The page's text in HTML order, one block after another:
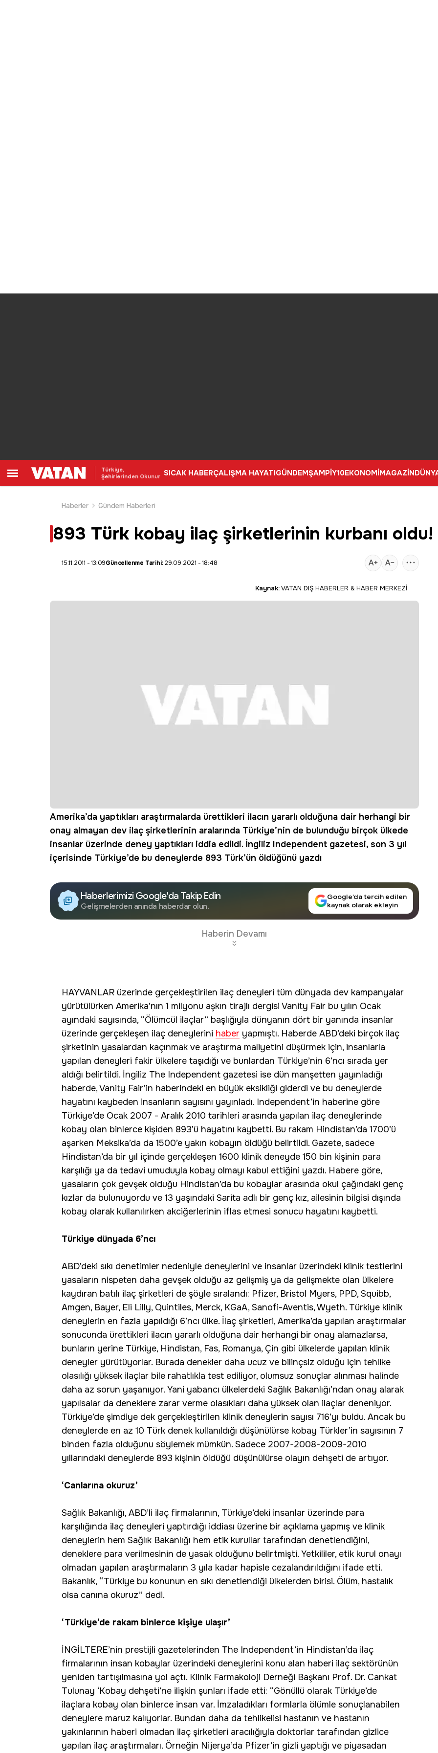
Türkiye,
Şehirlerinden Okunur SICAK HABERÇALIŞMA HAYATIGÜNDEMŞAMPİY10EKONOMİMAGAZİN
Haberler
Gündem Haberleri
893 Türk kobay ilaç şirketlerinin kurbanı oldu!
15.11.2011 - 13:09Güncellenme Tarihi:29.09.2021 - 18:48
Kaynak:VATAN DIŞ HABERLER & HABER MERKEZİ
Amerika’da yaptıkları araştırmalarda ürettikleri ilacın yararlı olduğuna dair herhangi bir
onay almayan dev ilaç şirketlerinin aralarında Türkiye’nin de bulunduğu birçok ülkede
insanlar üzerinde deney yaptıkları iddia edildi. İngiliz Independent gazetesi, son 3 yıl
içerisinde Türkiye’de bu deneylerde 893 Türk’ün öldüğünü yazdı
Haberlerimizi Google'da Takip Edin
Gelişmelerden anında haberdar olun.
Google’da tercih edilen
kaynak olarak ekleyin
Haberin Devamı
HAYVANLAR üzerinde gerçekleştirilen ilaç deneyleri tüm dünyada dev kampanyalar
yürütülürken Amerika’nın 1 milyonu aşkın tirajlı dergisi Vanity Fair bu yılın Ocak
ayındaki sayısında, “Ölümcül ilaçlar” başlığıyla dünyanın dört bir yanında insanlar
üzerinde gerçekleşen ilaç deneylerini haber yapmıştı. Haberde ABD’deki birçok ilaç
şirketinin yasalardan kaçınmak ve araştırma maliyetini düşürmek için, insanlarla
yapılan deneyleri fakir ülkelere taşıdığı ve bunlardan Türkiye’nin 6’ncı sırada yer
aldığı belirtildi. İngiliz The Independent gazetesi ise dün manşetten yayınladığı
haberde, Vanity Fair’in haberindeki en büyük eksikliği giderdi ve bu deneylerde
hayatını kaybeden insanların sayısını yayınladı. Independent’in haberine göre
Türkiye’de Ocak 2007 - Aralık 2010 tarihleri arasında yapılan ilaç deneylerinde
kobay olan binlerce kişiden 893’ü hayatını kaybetti. Bu rakam Hindistan’da 1700’ü
aşarken Meksika’da da 1500’e yakın kobayın öldüğü belirtildi. Gazete, sadece
Hindistan’da bir yıl içinde gerçekleşen 1600 klinik deneyde 150 bin kişinin para
karşılığı ya da tedavi umuduyla kobay olmayı kabul ettiğini yazdı. Habere göre,
yasaların çok gevşek olduğu Hindistan’da bu kobaylar arasında okul çağındaki genç
kızlar da bulunuyordu ve 13 yaşındaki Sarita adlı bir genç kız, ailesinin bilgisi dışında
kobay olarak kullanılırken akciğerlerinin iflas etmesi sonucu hayatını kaybetti.
Türkiye dünyada 6’ncı
ABD’deki sıkı denetimler nedeniyle deneylerini ve insanlar üzerindeki klinik testlerini
yasaların nispeten daha gevşek olduğu az gelişmiş ya da gelişmekte olan ülkelere
kaydıran batılı ilaç şirketleri de şöyle sıralandı: Pfizer, Bristol Myers, PPD, Squibb,
Amgen, Bayer, Eli Lilly, Quintiles, Merck, KGaA, Sanofi-Aventis, Wyeth. Türkiye klinik
deneylerin en fazla yapıldığı 6’ncı ülke. İlaç şirketleri, Amerika’da yapılan araştırmalar
sonucunda ürettikleri ilacın yararlı olduğuna dair herhangi bir onay alamazlarsa,
bunların yerine Türkiye, Hindistan, Fas, Romanya, Çin gibi ülkelerde yapılan klinik
deneyler yürütüyorlar. Burada denekler daha ucuz ve bilinçsiz olduğu için tehlike
olasılığı yüksek ilaçlar bile rahatlıkla test ediliyor, olumsuz sonuçlar alınması halinde
daha az sorun yaşanıyor. Yani yabancı ülkelerdeki Sağlık Bakanlığı’ndan onay alarak
yapılsalar da deneklere zarar verme olasıkları daha yüksek olan ilaçlar deneniyor.
Türkiye’de şimdiye dek gerçekleştirilen klinik deneylerin sayısı 716’yı buldu. Ancak bu
deneylerde en az 10 Türk denek kullanıldığı düşünülürse kobay Türkler’in sayısının 7
binden fazla olduğunu söylemek mümkün. Sadece 2007-2008-2009-2010
yıllarındaki deneylerde 893 kişinin öldüğü düşünülürse olayın dehşeti de artıyor.
‘Canlarına okuruz’
Sağlık Bakanlığı, ABD’li ilaç firmalarının, Türkiye’deki insanlar üzerinde para
karşılığında ilaç deneyleri yaptırdığı iddiası üzerine bir açıklama yapmış ve klinik
deneylerin hem Sağlık Bakanlığı hem etik kurullar tarafından denetlendiğini,
deneklere para verilmesinin de yasak olduğunu belirtmişti. Yetkililer, etik kurul onayı
olmadan yapılan araştırmaların 3 yıla kadar hapisle cezalandırıldığını ifade etti.
Bakanlık, “Türkiye bu konunun en sıkı denetlendiği ülkelerden birisi. Ölüm, hastalık
olsa canına okuruz” dedi.
‘Türkiye’de rakam binlerce kişiye ulaşır’
İNGİLTERE’nin prestijli gazetelerinden The Independent’in Hindistan’da ilaç
firmalarının insan kobaylar üzerindeki deneylerini konu alan haberi ilaç sektörünün
yeniden tartışılmasına yol açtı. Klinik Farmakoloji Derneği Başkanı Prof. Dr. Cankat
Tulunay ‘Kobay dehşeti’ne ilişkin şunları ifade etti: “Gönüllü olarak Türkiye’de
ilaçlara kobay olan binlerce insan var. İmzaladıkları formlarla ölümle sonuçlanabilen
deneylere maruz kalıyorlar. Bundan daha da tehlikelisi hastanın ve hastanın
yakınlarının haberi olmadan ilaç şirketleri aracılığıyla doktorlar tarafından gizlice
yapılan ilaç araştırmaları. Örneğin Nijerya’da Pfizer’in gizli yaptığı ve piyasadan